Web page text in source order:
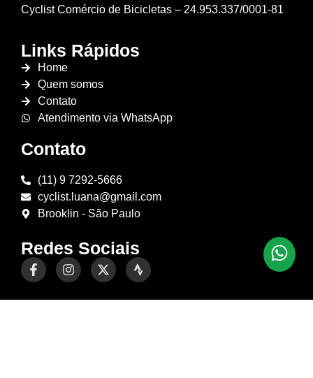
Cyclist Comércio de Bicicletas – 24.953.337/0001-81
Links Rápidos
Home
Quem somos
Contato
Atendimento via WhatsApp
Contato
(11) 9 7292-5666
cyclist.luana@gmail.com
Brooklin - São Paulo
Redes Sociais